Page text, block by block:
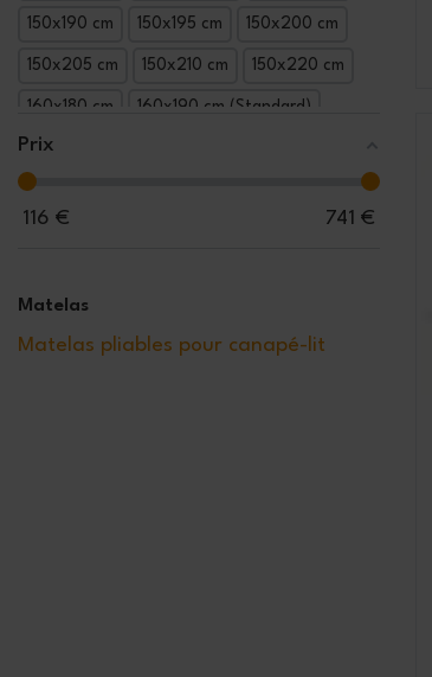
150x190 cm 150x195 cm 150x200 cm
150x205 cm 150x210 cm 150x220 cm
160x180 cm 160x190 cm (Standard)
160x195 cm
160x210 cm
170x195 cm
170x210 cm 170x220 cm 180x180 cm
Prix
116 € 741 €
Matelas
Matelas pliables pour canapé-lit